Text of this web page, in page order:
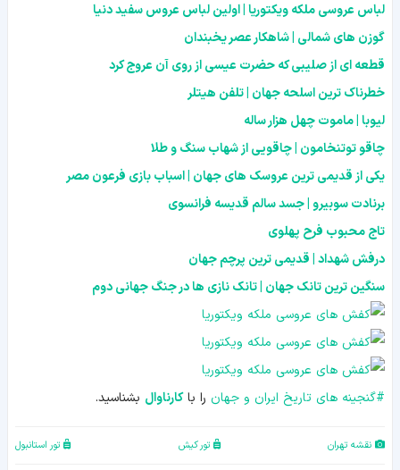
لباس عروسی ملکه ویکتوریا | اولین لباس عروس سفید دنیا
گوزن های شمالی | شاهکار عصر یخبندان
قطعه ای از صلیبی که حضرت عیسی از روی آن عروج کرد
خطرناک ترین اسلحه جهان | تلفن هیتلر
لیوبا | ماموت چهل هزار ساله
چاقو توتنخامون | چاقویی از شهاب سنگ و طلا
یکی از قدیمی ترین عروسک های جهان | اسباب بازی فرعون مصر
برنادت سوبیرو | جسد سالم قدیسه فرانسوی
تاج محبوب فرح پهلوی
درفش شهداد | قدیمی ترین پرچم جهان
سنگین ترین تانک جهان | تانک نازی ها در جنگ جهانی دوم
#گنجینه های تاریخ ایران و جهان را باکارناوال بشناسید.
نقشه تهران تور کیش تور استانبول